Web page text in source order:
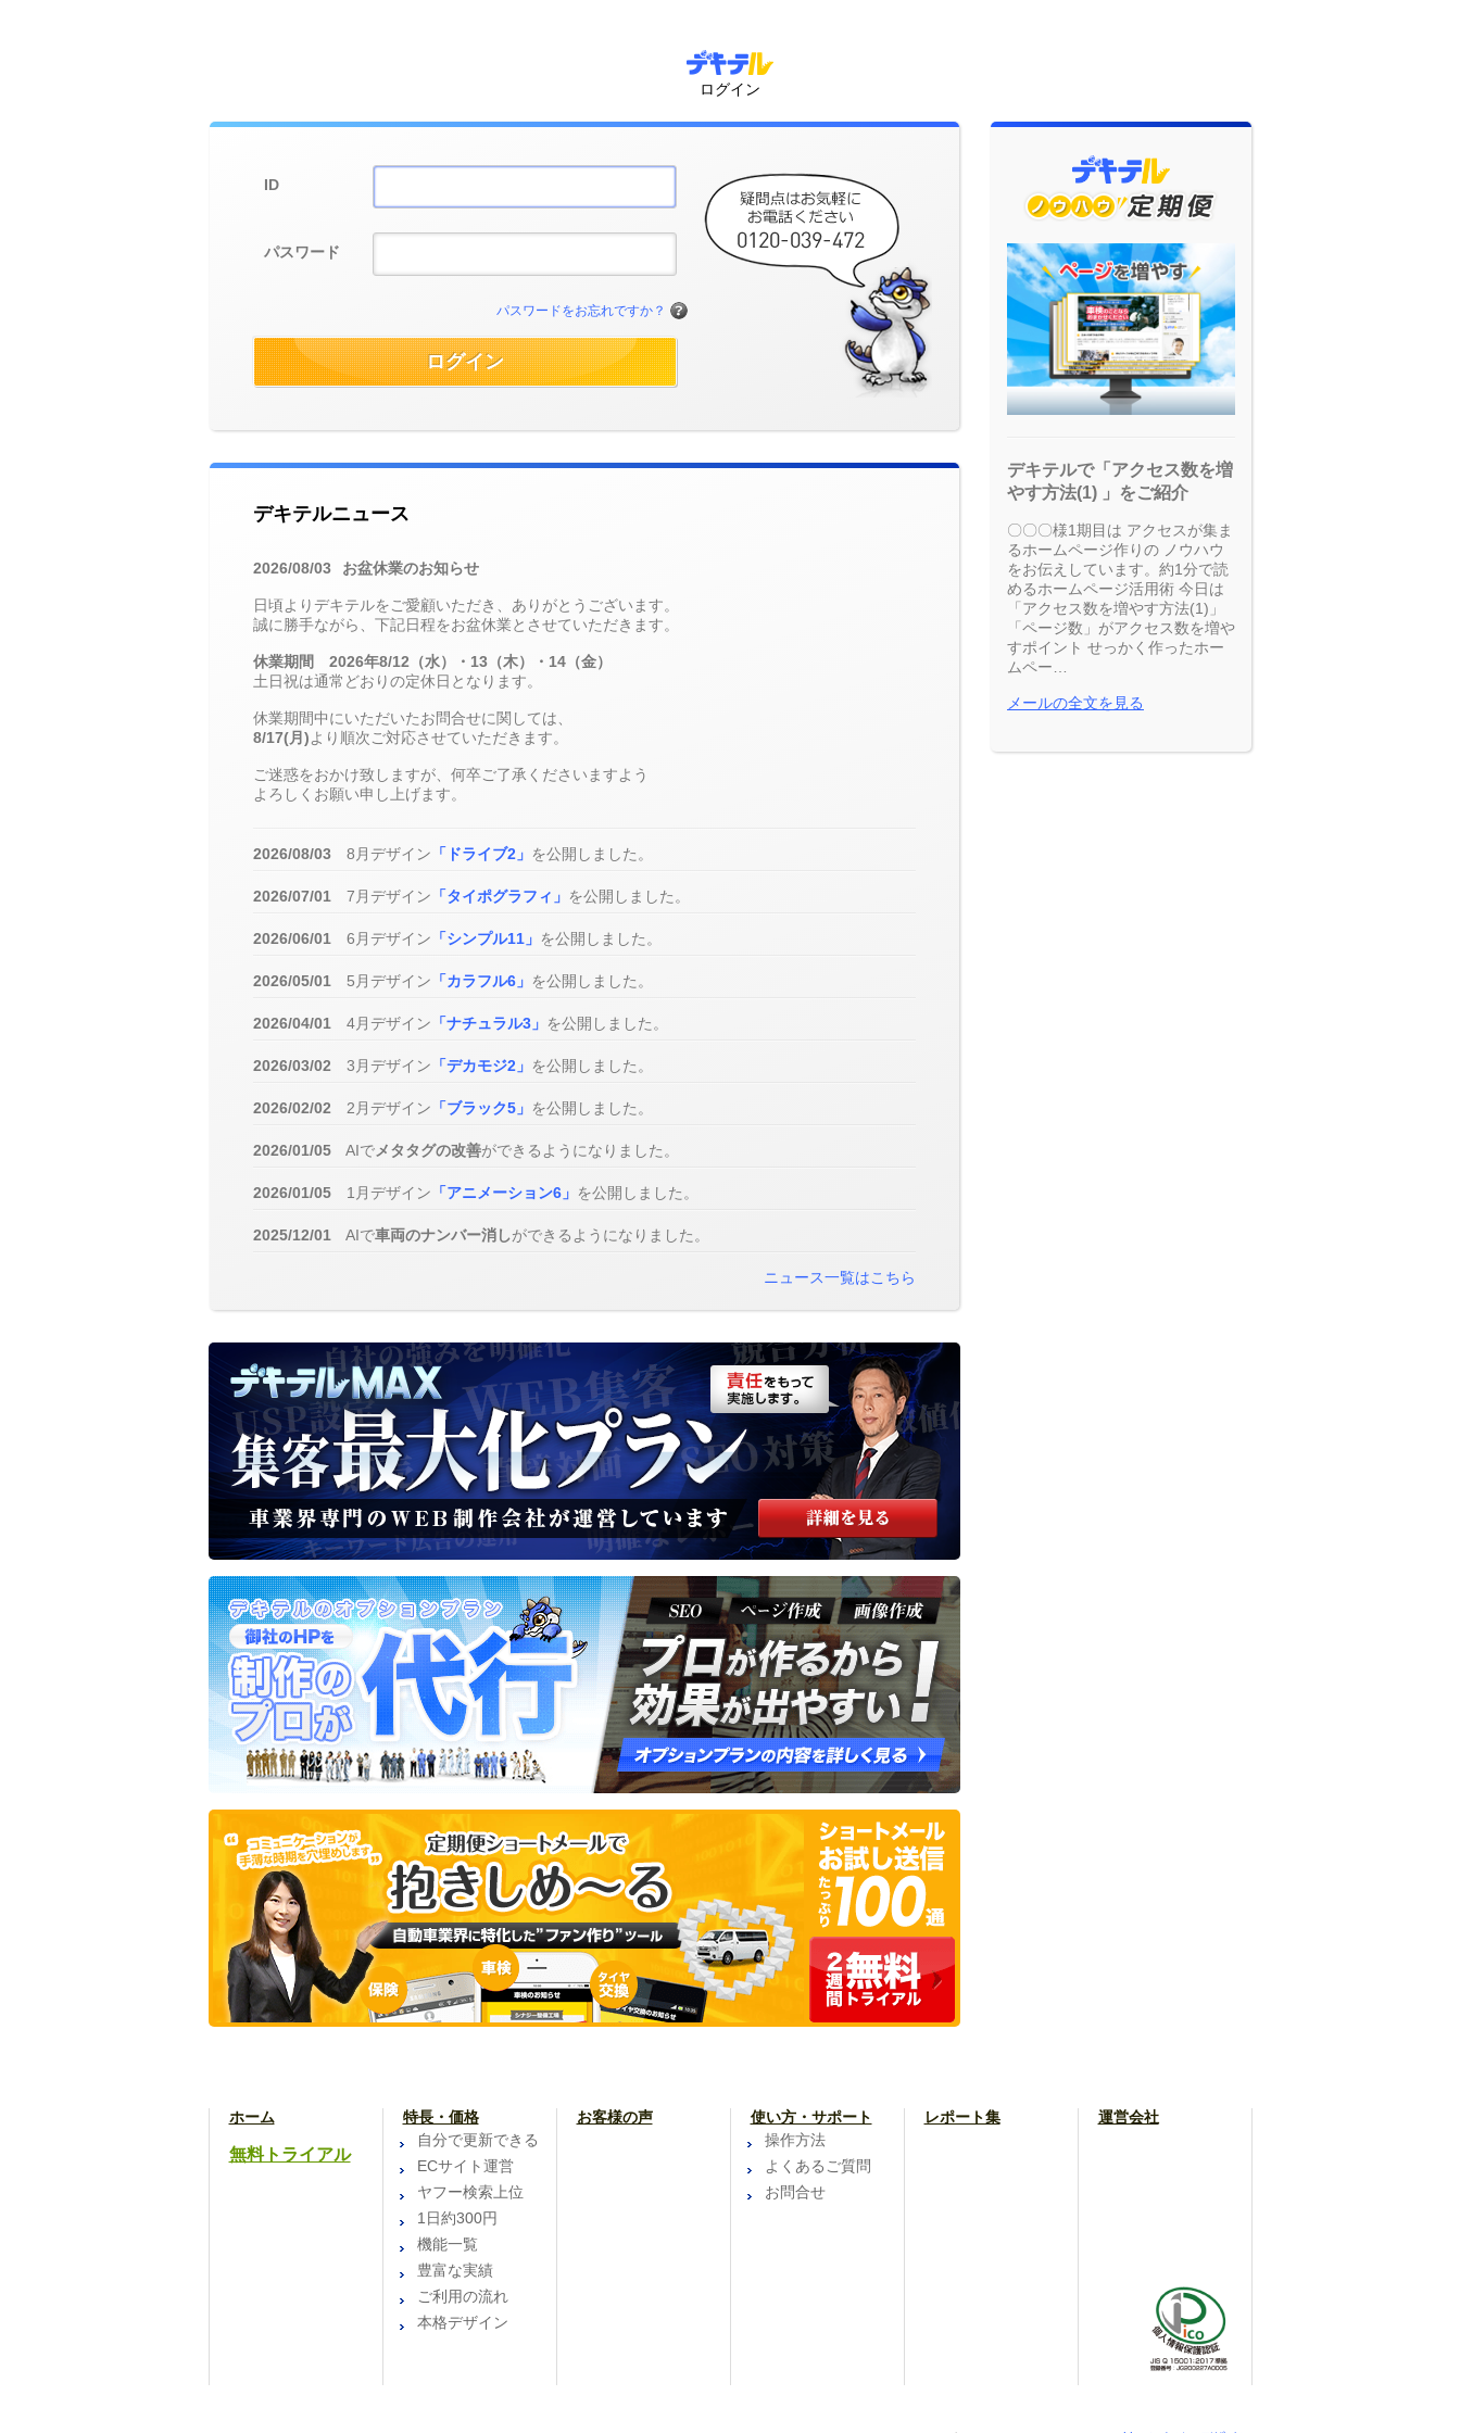
ログイン
ID
パスワード
パスワードをお忘れですか？
デキテルニュース
2026/08/03 お盆休業のお知らせ
日頃よりデキテルをご愛顧いただき、ありがとうございます。
誠に勝手ながら、下記日程をお盆休業とさせていただきます。
休業期間 2026年8/12（水）・13（木）・14（金）
土日祝は通常どおりの定休日となります。
休業期間中にいただいたお問合せに関しては、
8/17(月)より順次ご対応させていただきます。
ご迷惑をおかけ致しますが、何卒ご了承くださいますよう
よろしくお願い申し上げます。
2026/08/03 8月デザイン 「ドライブ2」 を公開しました。
2026/07/01 7月デザイン 「タイポグラフィ」 を公開しました。
2026/06/01 6月デザイン 「シンプル11」 を公開しました。
2026/05/01 5月デザイン 「カラフル6」 を公開しました。
2026/04/01 4月デザイン 「ナチュラル3」 を公開しました。
2026/03/02 3月デザイン 「デカモジ2」 を公開しました。
2026/02/02 2月デザイン 「ブラック5」 を公開しました。
2026/01/05 AIでメタタグの改善ができるようになりました。
2026/01/05 1月デザイン 「アニメーション6」 を公開しました。
2025/12/01 AIで車両のナンバー消しができるようになりました。
ニュース一覧はこちら
デキテルで「アクセス数を増
やす方法(1) 」をご紹介
〇〇〇様1期目は アクセスが集ま
るホームページ作りの ノウハウ
をお伝えしています。約1分で読
めるホームページ活用術 今日は
「アクセス数を増やす方法(1)」
「ページ数」がアクセス数を増や
すポイント せっかく作ったホー
ムペー…
メールの全文を見る
ホーム
無料トライアル
特長・価格
自分で更新できる
ECサイト運営
ヤフー検索上位
1日約300円
機能一覧
豊富な実績
ご利用の流れ
本格デザイン
お客様の声
使い方・サポート
操作方法
よくあるご質問
お問合せ
レポート集 運営会社